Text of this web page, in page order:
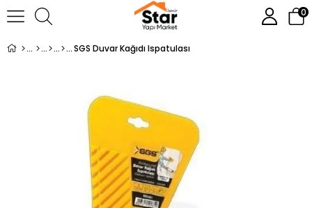
0
SGS Duvar Kağıdı Ispatulası